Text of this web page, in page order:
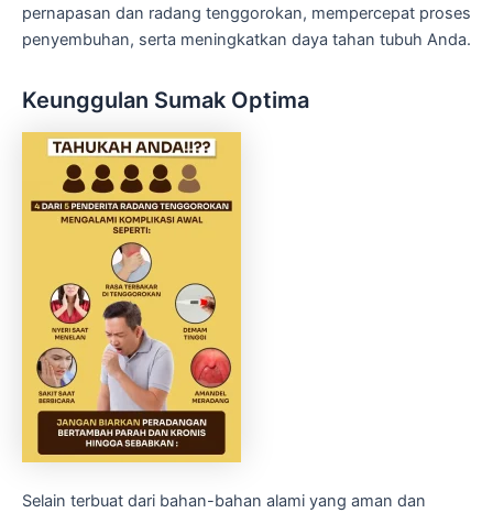
pernapasan dan radang tenggorokan, mempercepat proses
penyembuhan, serta meningkatkan daya tahan tubuh Anda.
Keunggulan Sumak Optima
Selain terbuat dari bahan-bahan alami yang aman dan